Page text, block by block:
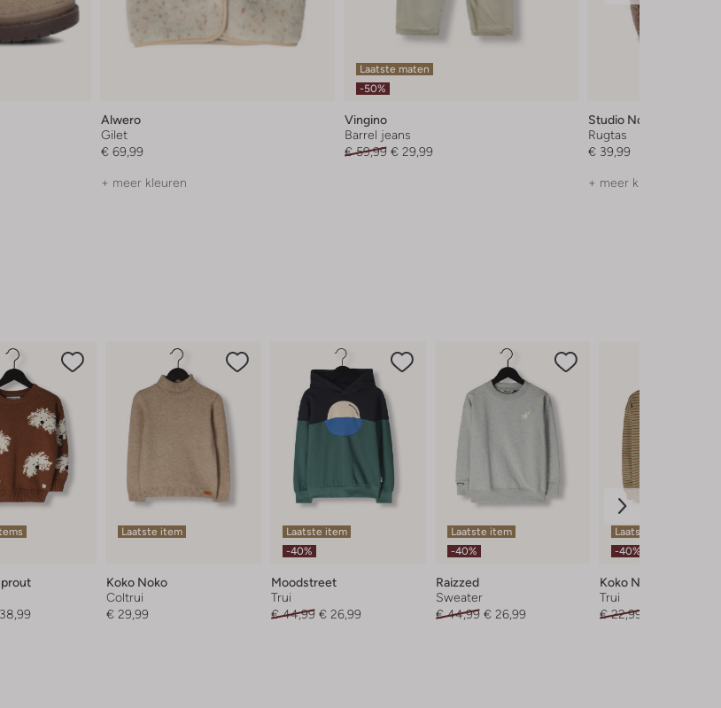
Alwero
Gilet
€ 69,99
+ meer kleuren
Laatste maten
-50%
Vingino
Barrel jeans
€ 59,99 € 29,99
Studio Noos
Rugtas
€ 39,99
+ meer kleuren
Laatste item
Koko Noko
Coltrui
€ 29,99
Laatste item
-40%
Moodstreet
Trui
€ 44,99 € 26,99
Laatste item
-40%
Raizzed
Sweater
€ 44,99 € 26,99
Laatste item
-40%
Koko Noko
Trui
€ 22,99